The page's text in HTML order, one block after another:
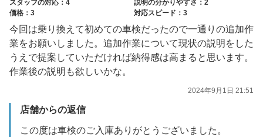
スタッフの対応：4
説明の分かりやすさ：2
価格：3
対応スピード：3
今回は乗り換えて初めての車検だったので一通りの追加作
業をお願いしました。追加作業について現状の説明をした
うえで提案していただければ納得感は高まると思います。
作業後の説明も欲しいかな。
2024年9月1日 21:51
店舗からの返信
この度は車検のご入庫ありがとうございました。